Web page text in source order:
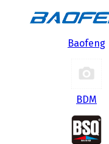
Baofeng
BDM